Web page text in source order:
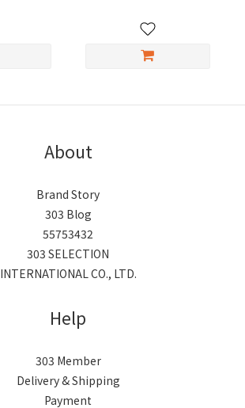
About
Brand Story
303 Blog
55753432
303 SELECTION
INTERNATIONAL CO., LTD.
Help
303 Member
Delivery & Shipping
Payment